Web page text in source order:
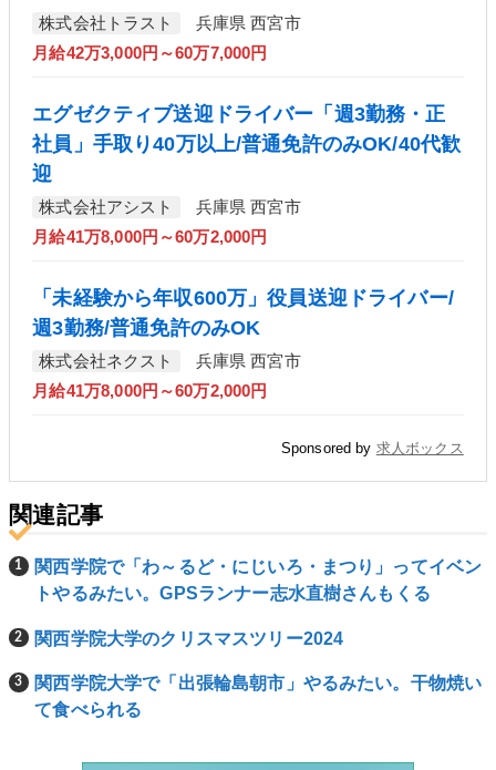
株式会社トラスト
兵庫県 西宮市
月給42万3,000円～60万7,000円
エグゼクティブ送迎ドライバー「週3勤務・正
社員」手取り40万以上/普通免許のみOK/40代歓
迎
株式会社アシスト
兵庫県 西宮市
月給41万8,000円～60万2,000円
「未経験から年収600万」役員送迎ドライバー/
週3勤務/普通免許のみOK
株式会社ネクスト
兵庫県 西宮市
月給41万8,000円～60万2,000円
Sponsored by 求人ボックス
関連記事
関西学院で「わ～るど・にじいろ・まつり」ってイベン
トやるみたい。GPSランナー志水直樹さんもくる
関西学院大学のクリスマスツリー2024
関西学院大学で「出張輪島朝市」やるみたい。干物焼い
て食べられる